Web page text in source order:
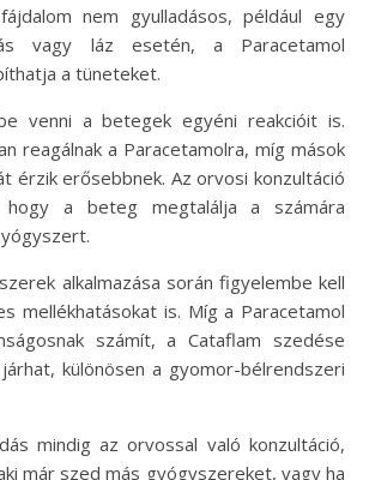
nem gyulladásos, például egy
vagy láz esetén, a Paracetamol
a tüneteket.
venni a betegek egyéni reakcióit is.
reagálnak a Paracetamolra, míg mások
érzik erősebbnek. Az orvosi konzultáció
hogy a beteg megtalálja a számára
alkalmazása során figyelembe kell
mellékhatásokat is. Míg a Paracetamol
számít, a Cataflam szedése
különösen a gyomor-bélrendszeri
mindig az orvossal való konzultáció,
már szed más gyógyszereket, vagy ha